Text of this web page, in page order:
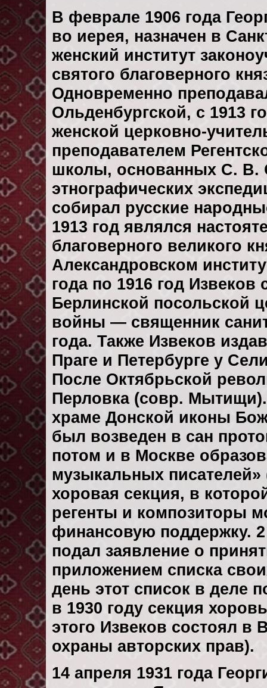
В феврале 1906 года
во иерея, назначен в
женский институт
святого благоверного
Одновременно
Ольденбургской, с 1913
женской церковно-
преподавателем
школы, основанных С. В.
этнографических
собирал русские
1913 год являлся
благоверного великого
Александровском
года по 1916 год
Берлинской посольской
войны — священник
года. Также Извеков
Праге и Петербурге у
После Октябрьской
Перловка (совр.
храме Донской иконы
был возведен в сан
потом и в Москве
музыкальных
хоровая секция, в
регенты и композиторы
финансовую поддержку. 2
подал заявление о
приложением списка
день этот список в деле
в 1930 году секция
этого Извеков состоял
охраны авторских прав).
14 апреля 1931 года